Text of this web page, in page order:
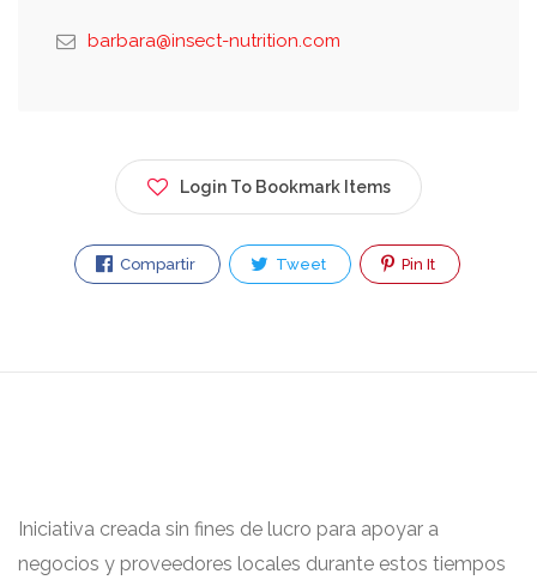
barbara@insect-nutrition.com
Login To Bookmark Items
Compartir Tweet Pin It
Iniciativa creada sin fines de lucro para apoyar a
negocios y proveedores locales durante estos tiempos